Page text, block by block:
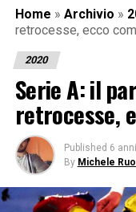
Home » Archivio »
retrocesse, ecco
2020
Serie A: il
retrocesse,
Published 6
By Michele